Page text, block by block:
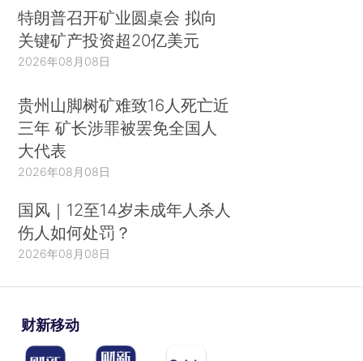
特朗普召开矿业圆桌会 拟向
关键矿产投资超20亿美元
2026年08月08日
贵州山脚树矿难致16人死亡近
三年 矿长涉罪被罢免全国人
大代表
2026年08月08日
国风｜12至14岁未成年人杀人
伤人如何处罚？
2026年08月08日
财新移动